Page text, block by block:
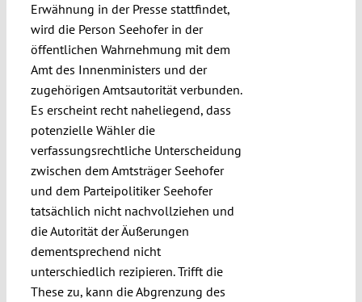
Erwähnung in der Presse stattfindet,
wird die Person Seehofer in der
öffentlichen Wahrnehmung mit dem
Amt des Innenministers und der
zugehörigen Amtsautorität verbunden.
Es erscheint recht naheliegend, dass
potenzielle Wähler die
verfassungsrechtliche Unterscheidung
zwischen dem Amtsträger Seehofer
und dem Parteipolitiker Seehofer
tatsächlich nicht nachvollziehen und
die Autorität der Äußerungen
dementsprechend nicht
unterschiedlich rezipieren. Trifft die
These zu, kann die Abgrenzung des